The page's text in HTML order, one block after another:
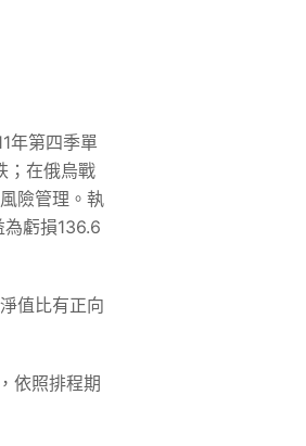
年第四季單
；在俄烏戰
險管理。執
虧損136.6
值比有正向
依照排程期